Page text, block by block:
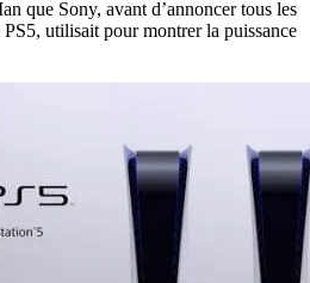
que Sony, avant d’annoncer tous les
utilisait pour montrer la puissance